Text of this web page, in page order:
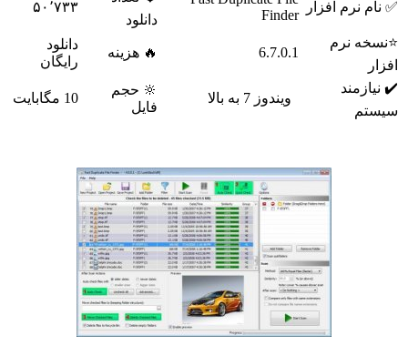
نرم افزار
Finder
۵۰٬۷۳۳
نرم
6.7.0.1 🔥 هزینه
رایگان
ویندوز 7 به بالا
🔆 حجم